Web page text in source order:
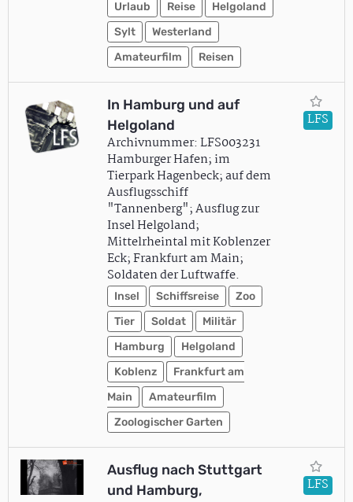
Urlaub Reise
Helgoland
Sylt
Westerland
Amateurfilm
Reisen
In Hamburg und auf
Helgoland
Archivnummer: LFS003231
Hamburger Hafen; im
Tierpark Hagenbeck; auf dem
Ausflugsschiff
"Tannenberg"; Ausflug zur
Insel Helgoland;
Mittelrheintal mit Koblenzer
Eck; Frankfurt am Main;
Soldaten der Luftwaffe.
Insel Schiffsreise
Zoo
Tier
Soldat
Militär
Hamburg
Helgoland
Koblenz
Frankfurt am
Main
Amateurfilm
Zoologischer Garten
LFS
Ausflug nach Stuttgart
und Hamburg,
LFS